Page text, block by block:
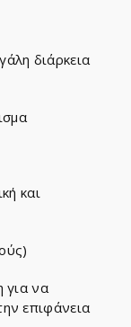
διάρκεια
και
για να
επιφάνεια